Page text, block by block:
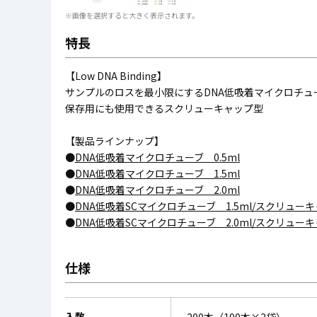
※画像を選択すると大きく表示されます。
特長
【Low DNA Binding】
サンプルのロスを最小限にするDNA低吸着マイクロチュ
保存用にも使用できるスクリューキャップ型
【製品ラインナップ】
●DNA低吸着マイクロチューブ 0.5ml
●DNA低吸着マイクロチューブ 1.5ml
●DNA低吸着マイクロチューブ 2.0ml
●DNA低吸着SCマイクロチューブ 1.5ml/スクリュー
●DNA低吸着SCマイクロチューブ 2.0ml/スクリュー
仕様